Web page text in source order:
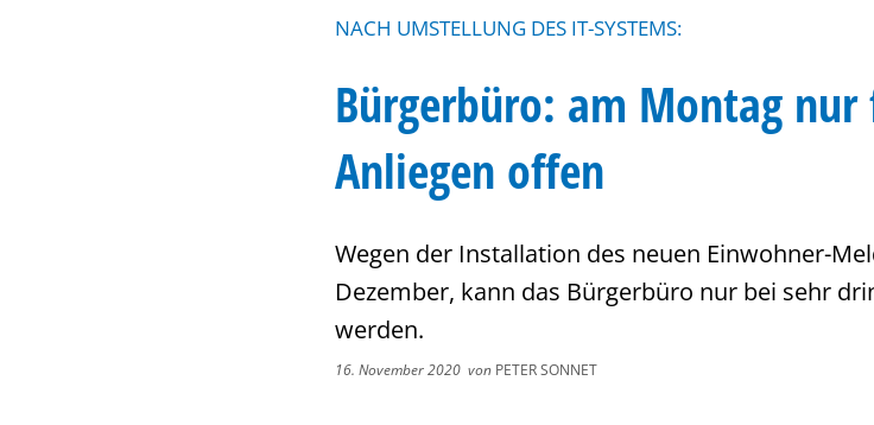
NACH UMSTELLUNG DES IT-SYSTEMS:
Bürgerbüro: am Montag
Anliegen offen
Wegen der Installation des neuen Einwohner-
Dezember, kann das Bürgerbüro nur bei sehr
werden.
16. November 2020 von PETER SONNET